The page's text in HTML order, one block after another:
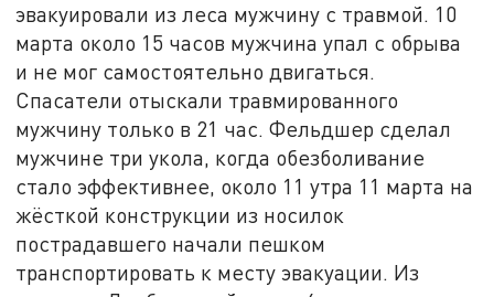
эвакуировали из леса мужчину с травмой. 10
марта около 15 часов мужчина упал с обрыва
и не мог самостоятельно двигаться.
Спасатели отыскали травмированного
мужчину только в 21 час. Фельдшер сделал
мужчине три укола, когда обезболивание
стало эффективнее, около 11 утра 11 марта на
жёсткой конструкции из носилок
пострадавшего начали пешком
транспортировать к месту эвакуации. Из